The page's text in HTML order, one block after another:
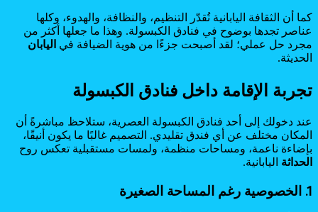
كما أن الثقافة اليابانية تُقدّر التنظيم، والنظافة، والهدوء، وكلها
عناصر تجدها بوضوح في فنادق الكبسولة. وهذا ما جعلها أكثر من
مجرد حل عملي؛ لقد أصبحت جزءًا من هوية الضيافة في اليابان
الحديثة.
تجربة الإقامة داخل فنادق الكبسولة
عند دخولك إلى أحد فنادق الكبسولة العصرية، ستلاحظ مباشرةً أن
المكان مختلف عن أي فندق تقليدي. التصميم غالبًا ما يكون أنيقًا،
بإضاءة ناعمة، ومساحات منظمة، ولمسات مستقبلية تعكس روح
الحداثة اليابانية.
1. الخصوصية رغم المساحة الصغيرة